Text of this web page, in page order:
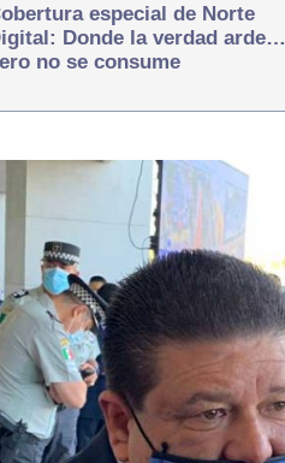
especial de Norte
Donde la verdad arde…
no se consume